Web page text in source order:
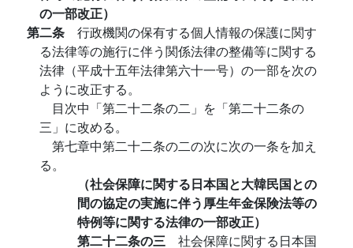
の一部改正）
第二条 行政機関の保有する個人情報の保護に関す
る法律等の施行に伴う関係法律の整備等に関する
法律（平成十五年法律第六十一号）の一部を次の
ように改正する。
目次中「第二十二条の二」を「第二十二条の
三」に改める。
第七章中第二十二条の二の次に次の一条を加え
る。
（社会保障に関する日本国と大韓民国との
間の協定の実施に伴う厚生年金保険法等の
特例等に関する法律の一部改正）
第二十二条の三 社会保障に関する日本国